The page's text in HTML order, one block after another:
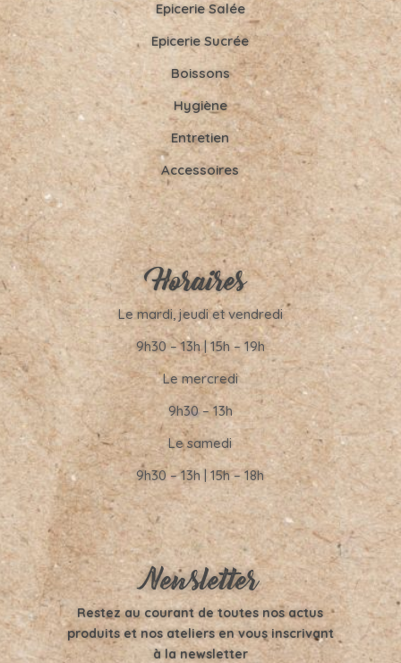
Epicerie Salée
Epicerie Sucrée
Boissons
Hygiène
Entretien
Accessoires
Horaires
Le mardi, jeudi et vendredi
9h30 – 13h | 15h – 19h
Le mercredi
9h30 – 13h
Le samedi
9h30 – 13h | 15h – 18h
Newsletter
Restez au courant de toutes nos actus
produits et nos ateliers en vous inscrivant
à la newsletter